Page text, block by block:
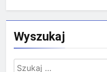
Wyszukaj
Szukaj: